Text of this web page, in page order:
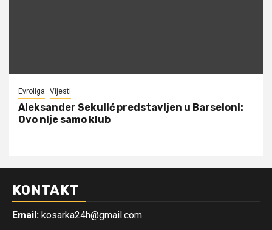
Evroliga Vijesti
Aleksander Sekulić predstavljen u Barseloni:
Ovo nije samo klub
KONTAKT
Email: kosarka24h@gmail.com